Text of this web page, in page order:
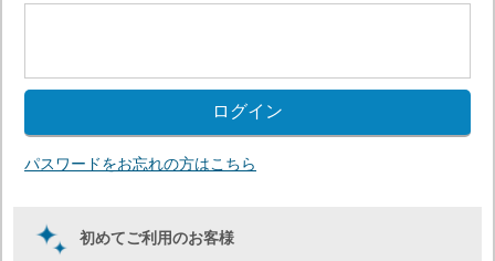
パスワードをお忘れの方はこちら
初めてご利用のお客様